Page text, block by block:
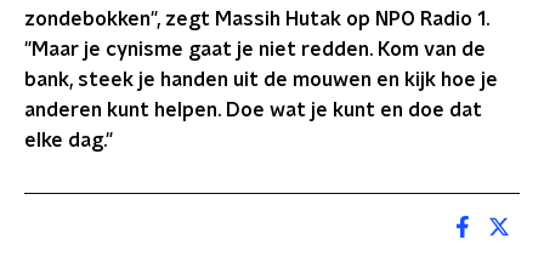
zondebokken", zegt Massih Hutak op NPO Radio 1.
"Maar je cynisme gaat je niet redden. Kom van de
bank, steek je handen uit de mouwen en kijk hoe je
anderen kunt helpen. Doe wat je kunt en doe dat
elke dag."